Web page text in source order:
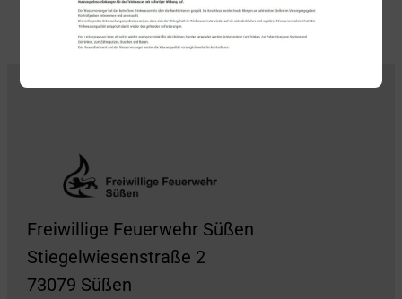
Freiwillige Feuerwehr Süßen
Stiegelwiesenstraße 2
73079 Süßen